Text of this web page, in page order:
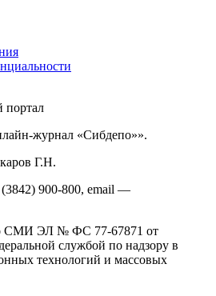
портал
журнал «Сибдепо»».
Г.Н.
900-800, email —
СМИ ЭЛ № ФС 77-67871 от
службой по надзору в
технологий и массовых